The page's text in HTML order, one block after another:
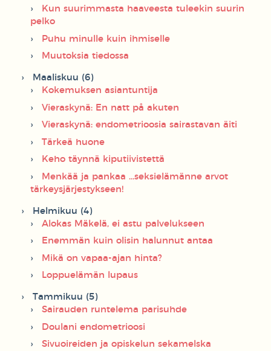
Kun suurimmasta haaveesta tuleekin suurin
pelko
Puhu minulle kuin ihmiselle
Muutoksia tiedossa
Maaliskuu (6)
Kokemuksen asiantuntija
Vieraskynä: En natt på akuten
Vieraskynä: endometrioosia sairastavan äiti
Tärkeä huone
Keho täynnä kiputiivistettä
Menkää ja pankaa ...seksielämänne arvot
tärkeysjärjestykseen!
Helmikuu (4)
Alokas Mäkelä, ei astu palvelukseen
Enemmän kuin olisin halunnut antaa
Mikä on vapaa-ajan hinta?
Loppuelämän lupaus
Tammikuu (5)
Sairauden runtelema parisuhde
Doulani endometrioosi
Sivuoireiden ja opiskelun sekamelska